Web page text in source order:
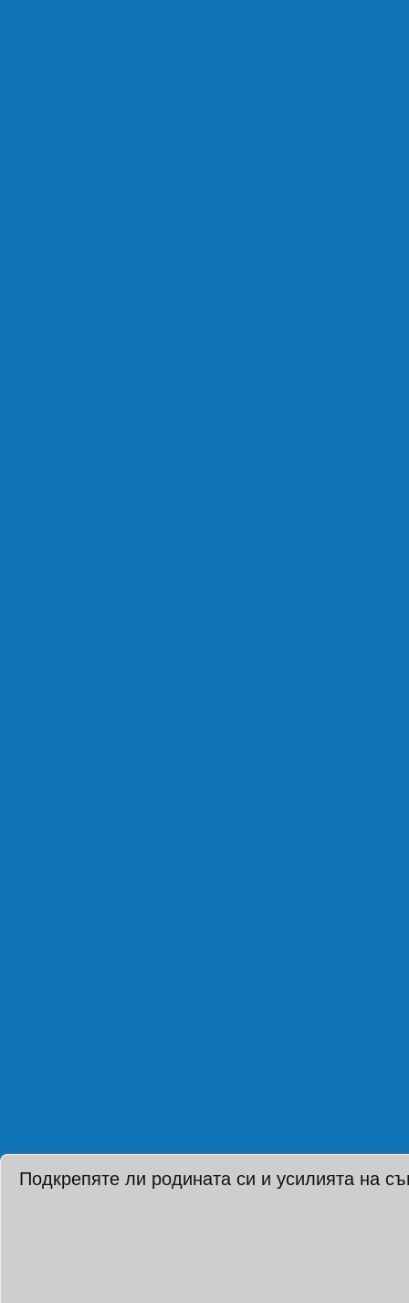
Подкрепяте ли родината си и усилията на